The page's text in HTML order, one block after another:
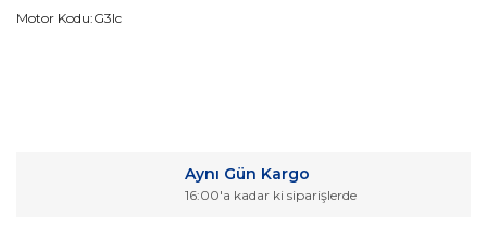
Motor Kodu:G3lc
Görüş ve önerileriniz için teşekkür ederiz.
Aynı Gün Kargo
16:00'a kadar ki siparişlerde